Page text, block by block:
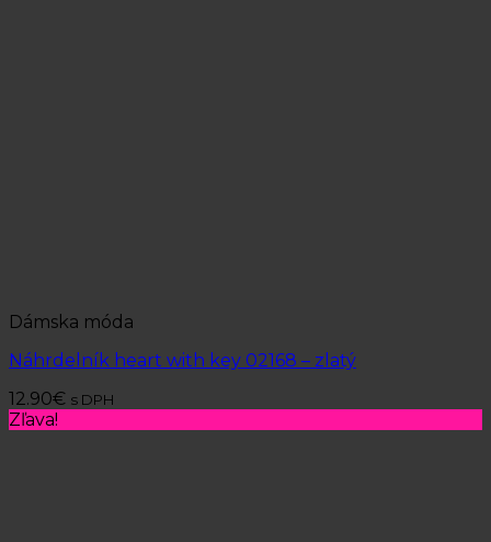
Dámska móda
Náhrdelník heart with key 02168 – zlatý
12.90€ s DPH
Zľava!